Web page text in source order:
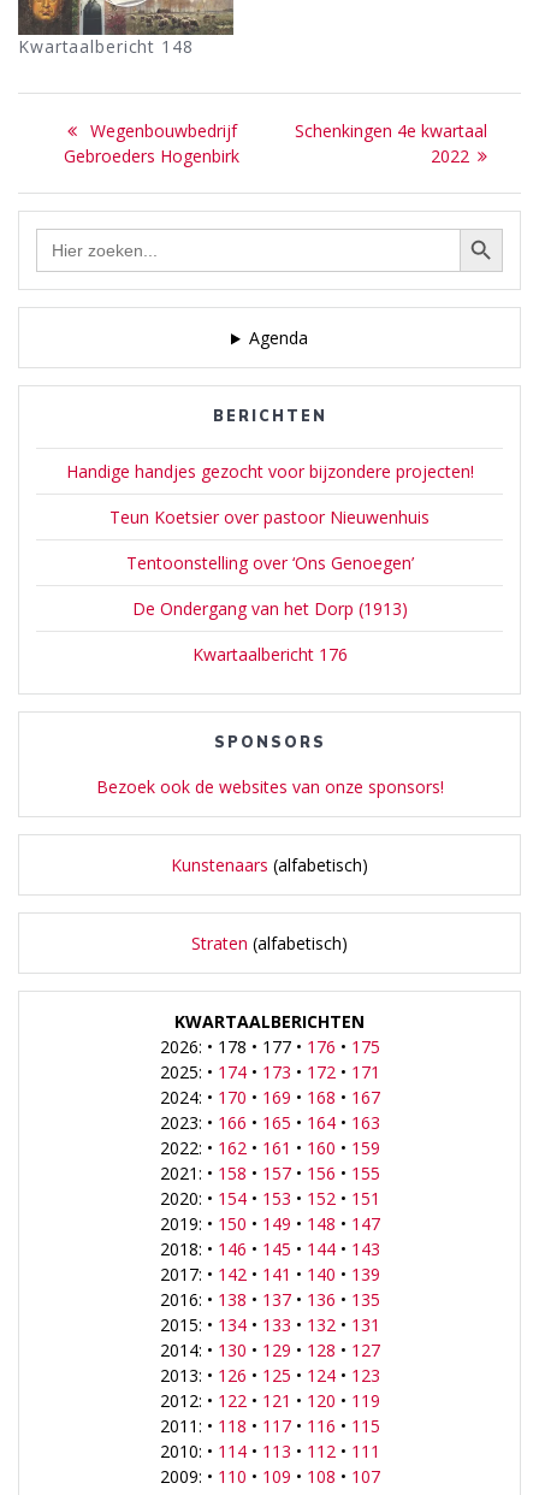
Kwartaalbericht 148
Bericht
navigatie
Previous
post:
Wegenbouwbedrijf
Gebroeders Hogenbirk
Next
Schenkingen 4e kwartaal
2022
Zoek Zoekknop
Agenda
BERICHTEN
Handige handjes gezocht voor bijzondere projecten!
Teun Koetsier over pastoor Nieuwenhuis
Tentoonstelling over ‘Ons Genoegen’
De Ondergang van het Dorp (1913)
Kwartaalbericht 176
SPONSORS
Bezoek ook de websites van onze sponsors!
Kunstenaars (alfabetisch)
Straten (alfabetisch)
KWARTAALBERICHTEN
2026: • 178 • 177 • 176 • 175
2025: • 174• 173 • 172• 171
2024: • 170 • 169 • 168 • 167
2023: • 166 • 165 • 164• 163
2022: • 162• 161 • 160 • 159
2021: • 158 • 157• 156 • 155
2020: • 154• 153 • 152• 151
2019: • 150 • 149 • 148 • 147
2018: • 146 • 145 • 144• 143
2017: • 142• 141 • 140 • 139
2016: • 138 • 137• 136 • 135
2015: • 134• 133 • 132• 131
2014: • 130 • 129 • 128 • 127
2013: • 126 • 125 • 124• 123
2012: • 122• 121 • 120 • 119
2011: • 118 • 117• 116 • 115
2010: • 114• 113 • 112• 111
2009: • 110 • 109 • 108 • 107